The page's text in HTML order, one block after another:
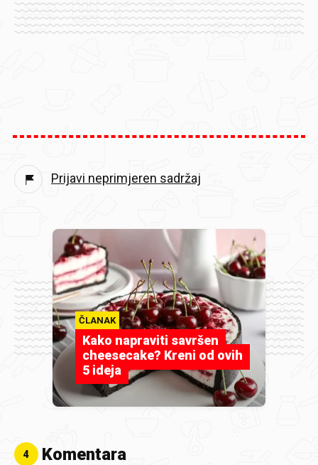
Prijavi neprimjeren sadržaj
ČLANAK
Kako napraviti savršen
cheesecake? Kreni od ovih
5 ideja
4 Komentara